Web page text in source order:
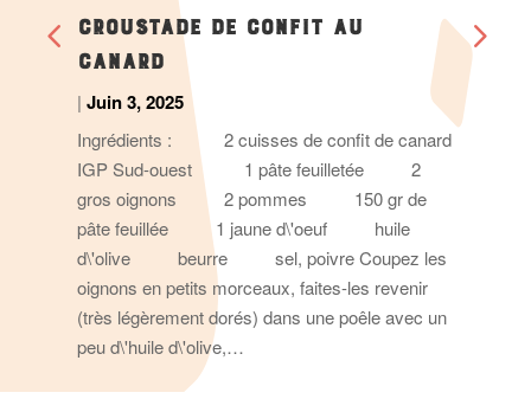
CROUSTADE DE CONFIT AU
CANARD
| Juin 3, 2025
Ingrédients : 2 cuisses de confit de canard
IGP Sud-ouest 1 pâte feuilletée 2
gros oignons 2 pommes 150 gr de
pâte feuillée 1 jaune d\'oeuf huile
d\'olive beurre sel, poivre Coupez les
oignons en petits morceaux, faites-les revenir
(très légèrement dorés) dans une poêle avec un
peu d\'huile d\'olive,…